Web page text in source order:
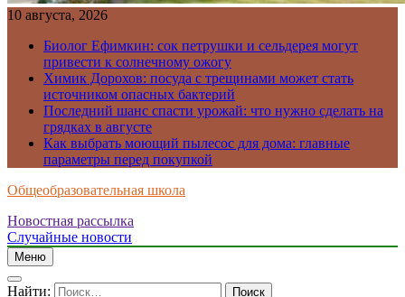
10 августа, 2026
Биолог Ефимкин: сок петрушки и сельдерея могут
привести к солнечному ожогу
Химик Дорохов: посуда с трещинами может стать
источником опасных бактерий
Последний шанс спасти урожай: что нужно сделать на
грядках в августе
Как выбрать моющий пылесос для дома: главные
параметры перед покупкой
Общеобразовательная школа
Новостная рассылка
Случайные новости
Меню
Найти: